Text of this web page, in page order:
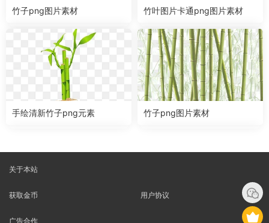
竹子png图片素材 竹叶图片卡通png图片素材
手绘清新竹子png元素 竹子png图片素材
关于本站
获取金币 用户协议
广告合作